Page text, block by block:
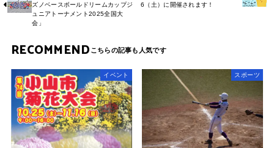
ズノベースボールドリームカップジ
ュニアトーナメント2025全国大
会」
6（土）に開催されます！
RECOMMEND
イベント スポーツ